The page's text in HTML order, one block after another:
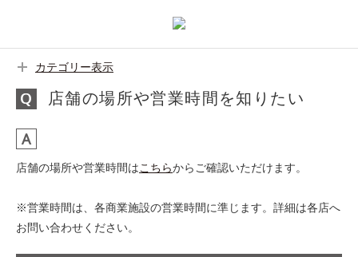
カテゴリー表示
店舗の場所や営業時間を知りたい
店舗の場所や営業時間はこちらからご確認いただけます。
※営業時間は、各商業施設の営業時間に準じます。詳細は各店へ
お問い合わせください。